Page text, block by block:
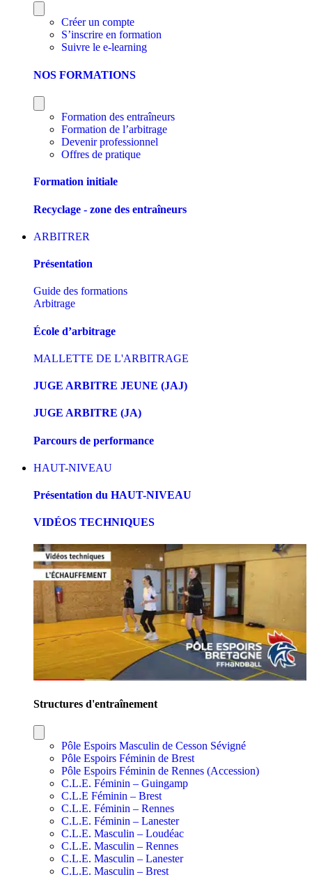
Créer un compte
S’inscrire en formation
Suivre le e-learning
NOS FORMATIONS
Formation des entraîneurs
Formation de l’arbitrage
Devenir professionnel
Offres de pratique
Formation initiale
Recyclage - zone des entraîneurs
ARBITRER
Présentation
Guide des formations
Arbitrage
École d’arbitrage
MALLETTE DE L'ARBITRAGE
JUGE ARBITRE JEUNE (JAJ)
JUGE ARBITRE (JA)
Parcours de performance
HAUT-NIVEAU
Présentation du HAUT-NIVEAU
VIDÉOS TECHNIQUES
Structures d'entraînement
Pôle Espoirs Masculin de Cesson Sévigné
Pôle Espoirs Féminin de Brest
Pôle Espoirs Féminin de Rennes (Accession)
C.L.E. Féminin – Guingamp
C.L.E Féminin – Brest
C.L.E. Féminin – Rennes
C.L.E. Féminin – Lanester
C.L.E. Masculin – Loudéac
C.L.E. Masculin – Rennes
C.L.E. Masculin – Lanester
C.L.E. Masculin – Brest